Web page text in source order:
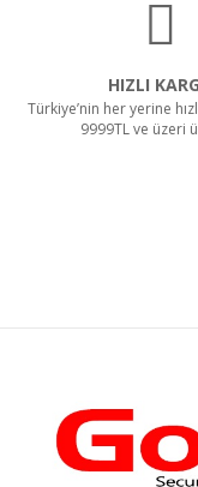
HIZLI
Türkiye’nin her yerine
9999TL ve üzeri